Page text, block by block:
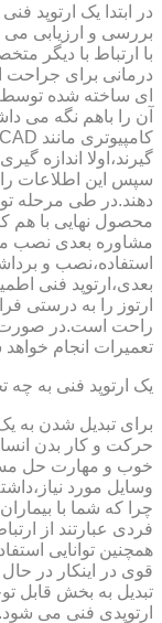
در ابتدا یک ارتوپد
بررسی و ارزیابی می
با ارتباط با دیگر
درمانی برای جراحت
ای ساخته شده توسط
آن را باهم نگه می
گیرند،اولا اندازه
سپس این اطلاعات را
دهند.در طی مرحله
محصول نهایی با هم
مشاوره بعدی نصب
استفاده،نصب و
بعدی،ارتوپد فنی
ارتوز را به درستی
راحت است.در صورت
تعمیرات انجام
یک ارتوپد فنی به چه
برای تبدیل شدن به
حرکت و کار بدن
خوب و مهارت حل
وسایل مورد
چرا که شما با
فردی عبارتند از
قوی در اینکار در
تبدیل به بخش قابل
ارتوپدی فنی می شود.